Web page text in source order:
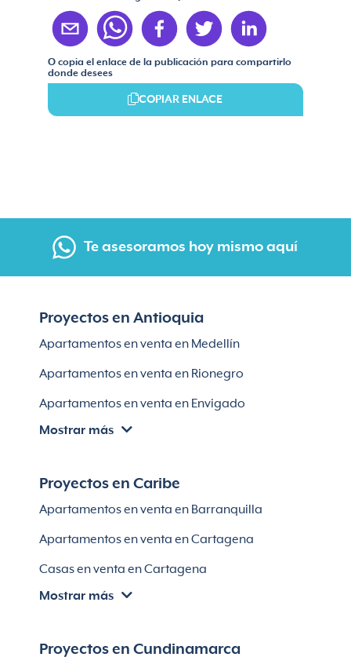
O copia el enlace de la publicación para compartirlo
donde desees
COPIAR ENLACE
Te asesoramos hoy mismo aquí
Proyectos en Antioquia
Apartamentos en venta en Medellín
Apartamentos en venta en Rionegro
Apartamentos en venta en Envigado
Apartamentos en venta en Itagüí
Apartamentos en venta en Bello
Mostrar más
Proyectos en Caribe
Apartamentos en venta en Barranquilla
Apartamentos en venta en Cartagena
Casas en venta en Cartagena
Villas en Cartagena
Mostrar más
Proyectos en Cundinamarca